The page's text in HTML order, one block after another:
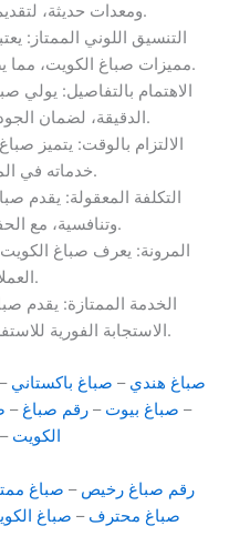
ومعدات حديثة، لتقديم خدمة صباغة فعالة وجذابة.
التنسيق اللوني الممتاز:
مميزات صباغ الكويت، مما يضمن تناغم الألوان والنتائج الجميلة.
الاهتمام بالتفاصيل: يولي
الدقيقة، لضمان الجودة العالية والتشطيب الراقي.
الالتزام بالوقت: يتميز
خدماته في المواعيد المتفق عليها.
التكلفة المعقولة: يقدم
وتنافسية، مع الحفاظ على الجودة العالية.
المرونة: يعرف صباغ
العملاء المختلفة.
الخدمة الممتازة: يقدم
الاستجابة الفورية للاستفسارات والملاحظات من العملاء.
صباغ هندي – صباغ باكستاني –
– صباغ بيوت –رقم صباغ –
الكويت –
رقم صباغ رخيص – صباغ
صباغ محترف – صباغ